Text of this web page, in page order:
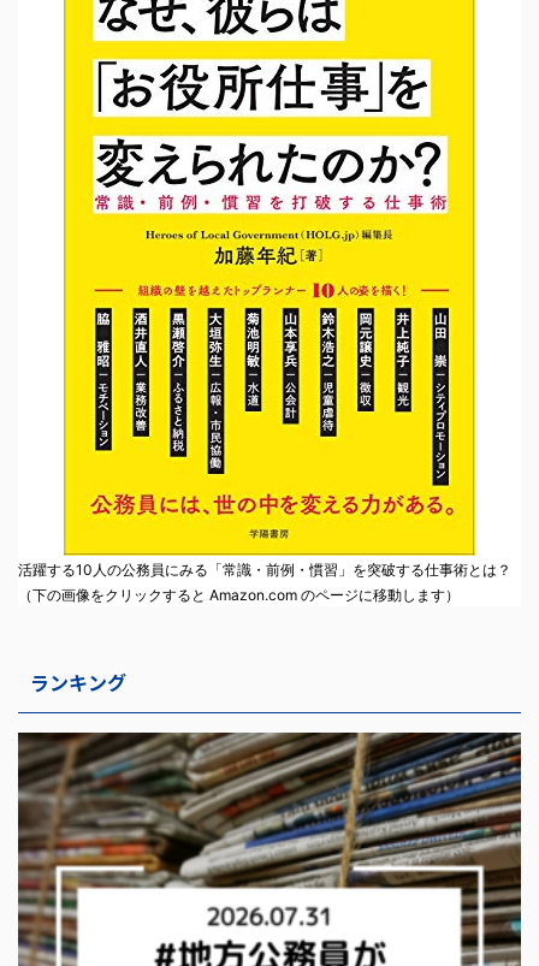
活躍する10人の公務員にみる「常識・前例・慣習」を突破する仕事術とは？
（下の画像をクリックすると Amazon.com のページに移動します）
ランキング